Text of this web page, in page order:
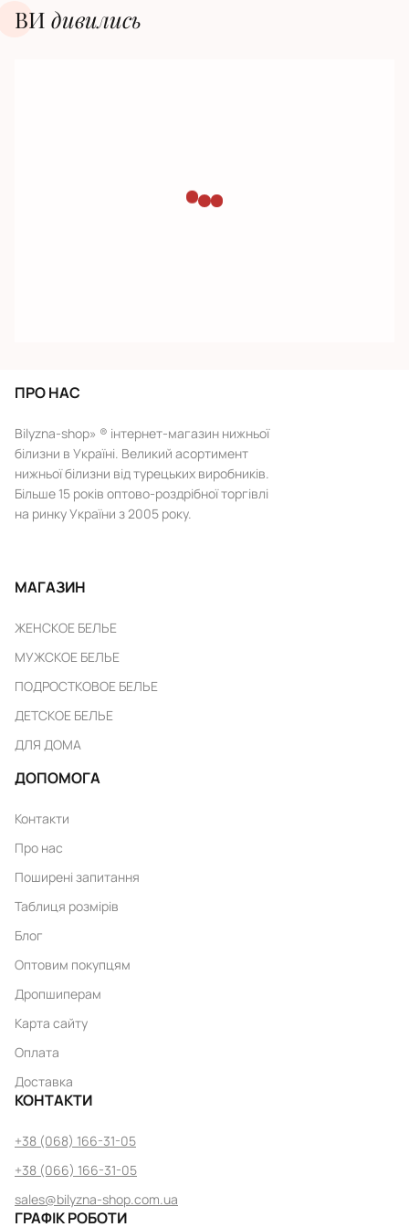
ВИ дивилиcь
ПРО НАС
Bilyzna-shop» ® інтернет-магазин нижньої
білизни в Україні. Великий асортимент
нижньої білизни від турецьких виробників.
Більше 15 років оптово-роздрібної торгівлі
на ринку України з 2005 року.
МАГАЗИН
ЖЕНСКОЕ БЕЛЬЕ
МУЖСКОЕ БЕЛЬЕ
ПОДРОСТКОВОЕ БЕЛЬЕ
ДЕТСКОЕ БЕЛЬЕ
ДЛЯ ДОМА
ДОПОМОГА
Контакти
Про нас
Поширені запитання
Таблиця розмірів
Блог
Оптовим покупцям
Дропшиперам
Карта сайту
Оплата
Доставка
КОНТАКТИ
+38 (068) 166-31-05
+38 (066) 166-31-05
sales@bilyzna-shop.com.ua
ГРАФІК РОБОТИ